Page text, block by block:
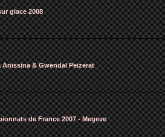
glace 2008
Anissina & Gwendal Peizerat
de France 2007 - Megeve